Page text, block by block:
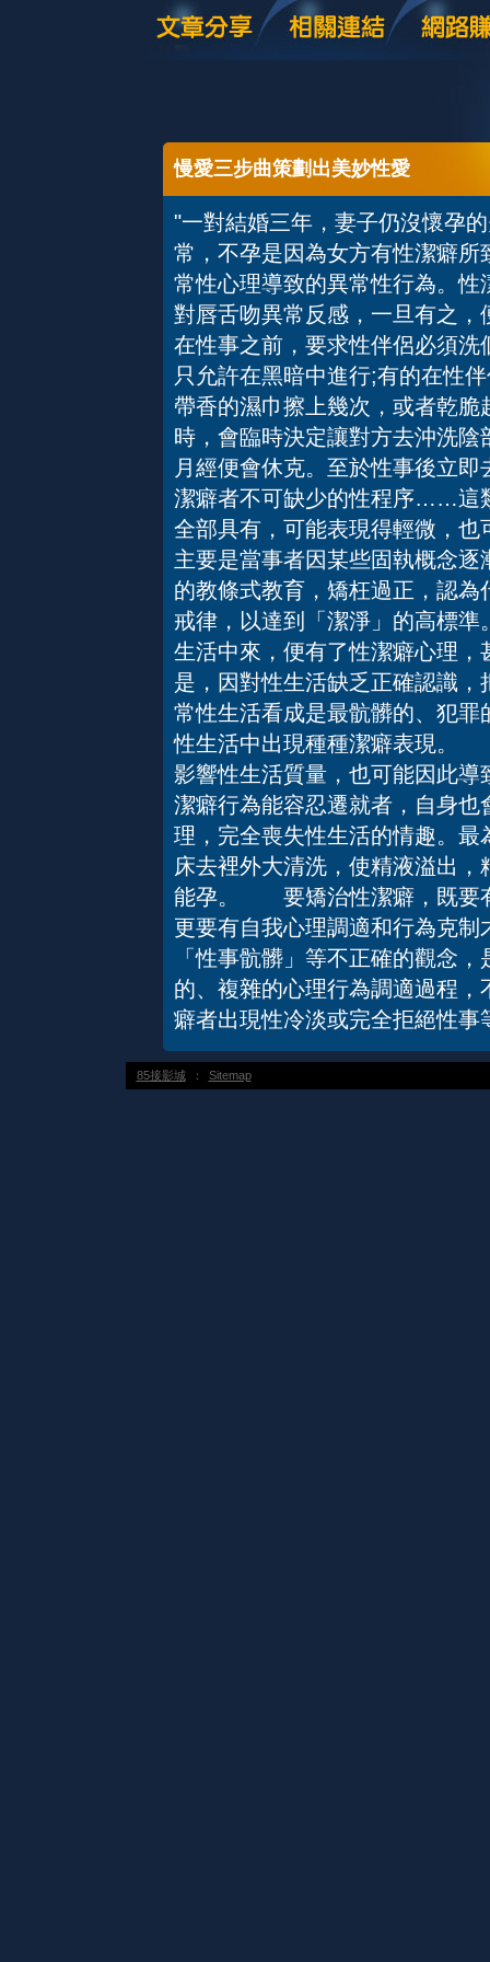
慢愛三步曲策劃出美妙性愛
"一對結婚三年，妻子仍沒懷孕
常，不孕是因為女方有性潔癖
常性心理導致的異常性行為。
對唇舌吻異常反感，一旦有之
在性事之前，要求性伴侶必須
只允許在黑暗中進行;有的在性
帶香的濕巾擦上幾次，或者乾
時，會臨時決定讓對方去沖洗
月經便會休克。至於性事後立
潔癖者不可缺少的性程序……這
全部具有，可能表現得輕微，
主要是當事者因某些固執概念
的教條式教育，矯枉過正，認
戒律，以達到「潔淨」的高標
生活中來，便有了性潔癖心理
是，因對性生活缺乏正確認識
常性生活看成是最骯髒的、犯
性生活中出現種種潔癖表現。
影響性生活質量，也可能因此
潔癖行為能容忍遷就者，自身
理，完全喪失性生活的情趣。
床去裡外大清洗，使精液溢出
能孕。 要矯治性潔癖，既要
更要有自我心理調適和行為克
「性事骯髒」等不正確的觀念
的、複雜的心理行為調適過程
癖者出現性冷淡或完全拒絕性事
85接影城 ： Sitemap